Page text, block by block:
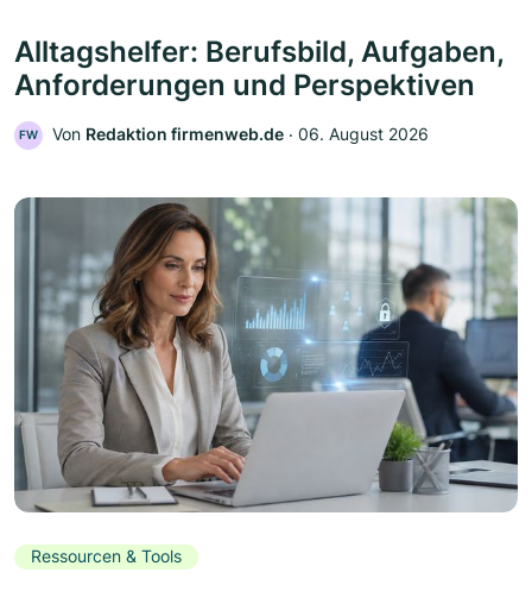
Alltagshelfer: Berufsbild, Aufgaben,
Anforderungen und Perspektiven
FW Von Redaktion firmenweb.de ‧ 06. August 2026
Ressourcen & Tools